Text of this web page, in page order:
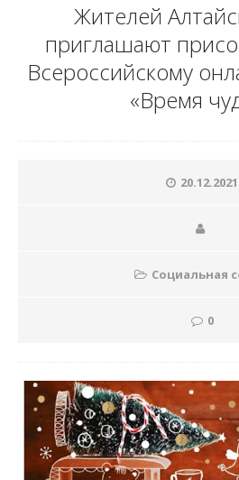
Жителей
приглашают
Всероссийскому
«Время
20.12.2021
Социальная
0